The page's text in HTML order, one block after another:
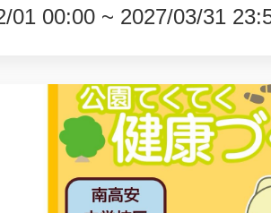
01 00:00 ~ 2027/03/31